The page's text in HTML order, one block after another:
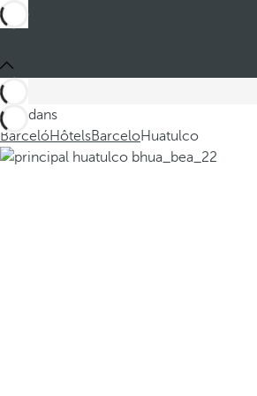
Ces dans
BarcelóHôtelsBarceloHuatulco